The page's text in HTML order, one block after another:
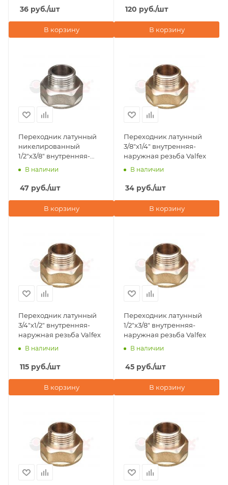
36 руб./шт
В корзину
120 руб./шт
В корзину
Переходник латунный
никелированный
1/2"х3/8" внутренняя-
наружная резьба Valfex
В наличии
47 руб./шт
В корзину
Переходник латунный
3/8"х1/4" внутренняя-
наружная резьба Valfex
В наличии
34 руб./шт
В корзину
Переходник латунный
3/4"х1/2" внутренняя-
наружная резьба Valfex
В наличии
115 руб./шт
В корзину
Переходник латунный
1/2"х3/8" внутренняя-
наружная резьба Valfex
В наличии
45 руб./шт
В корзину